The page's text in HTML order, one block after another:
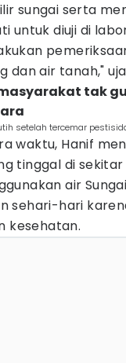
sungai serta
untuk diuji di
dan air tanah,"
tak
setelah tercemar
waktu, Hanif
tinggal di sekitar
air
sehari-hari
kesehatan.